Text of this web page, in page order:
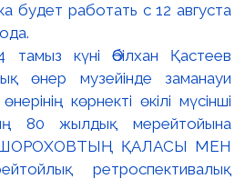
будет работать с 12 августа